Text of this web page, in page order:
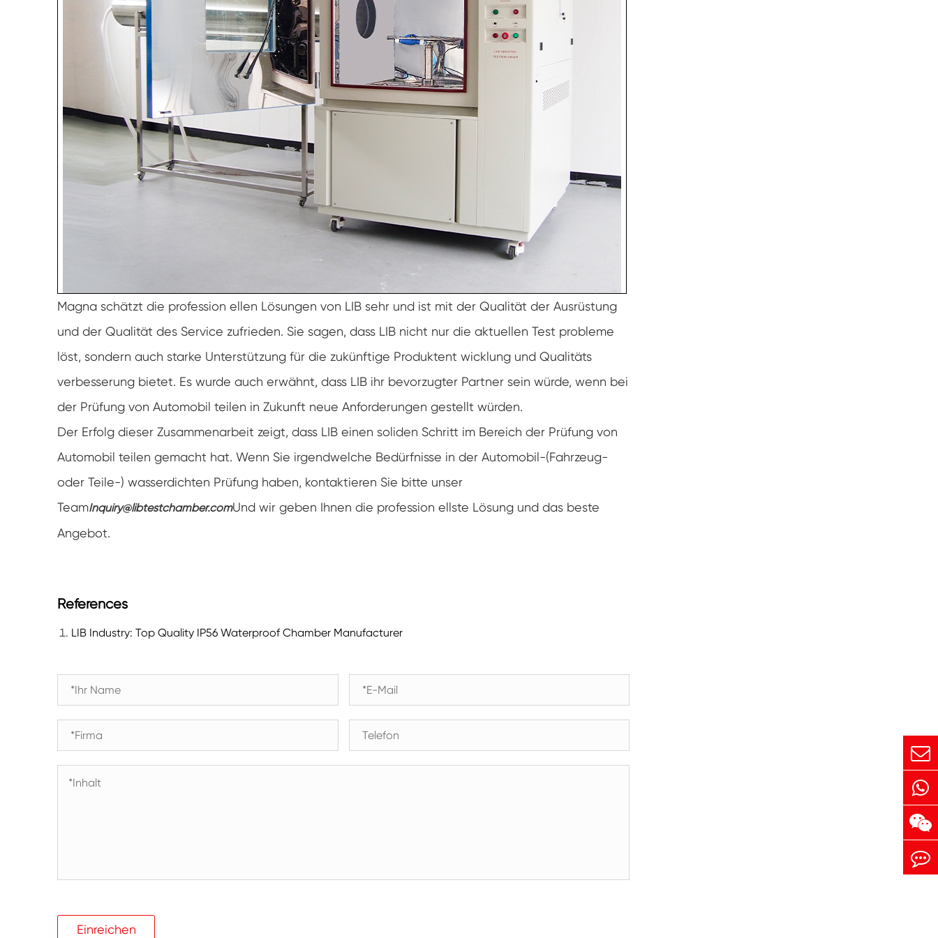
Luft feuchtigkeit Umwelt Prüf kammer
Konstante Temperatur kammer
PV-Umweltprüfkammer
Konstante Temperatur-und Feuchtigkeits-
Nass Wick für Feuchtigkeits-Test-Kammer
Luft feuchtigkeit Kammer
Kammer für thermischen Missbrauch
Temperatur
Temperatur Luft feuchtigkeit Labor
Feuchte Wärme kammer
PV-Panel-Prüfgeräte
Wärme kalte Feuchtigkeit kammer
Reichweite-In der Umwelt kammer
Magna schätzt die profession ellen Lösungen von LIB sehr und ist mit der Qualität der Ausrüstung
und der Qualität des Service zufrieden. Sie sagen, dass LIB nicht nur die aktuellen Test probleme
löst, sondern auch starke Unterstützung für die zukünftige Produktent wicklung und Qualitäts
verbesserung bietet. Es wurde auch erwähnt, dass LIB ihr bevorzugter Partner sein würde, wenn bei
der Prüfung von Automobil teilen in Zukunft neue Anforderungen gestellt würden.
Der Erfolg dieser Zusammenarbeit zeigt, dass LIB einen soliden Schritt im Bereich der Prüfung von
Automobil teilen gemacht hat. Wenn Sie irgendwelche Bedürfnisse in der Automobil-(Fahrzeug-
oder Teile-) wasserdichten Prüfung haben, kontaktieren Sie bitte unser
TeamInquiry@libtestchamber.comUnd wir geben Ihnen die profession ellste Lösung und das beste
Angebot.
References
LIB Industry: Top Quality IP56 Waterproof Chamber Manufacturer
Einreichen